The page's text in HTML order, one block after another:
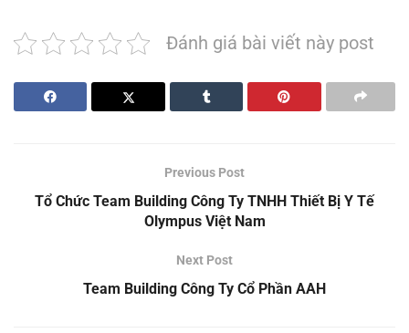
Đánh giá bài viết này post
Previous Post
Tổ Chức Team Building Công Ty TNHH Thiết Bị Y Tế
Olympus Việt Nam
Next Post
Team Building Công Ty Cổ Phần AAH